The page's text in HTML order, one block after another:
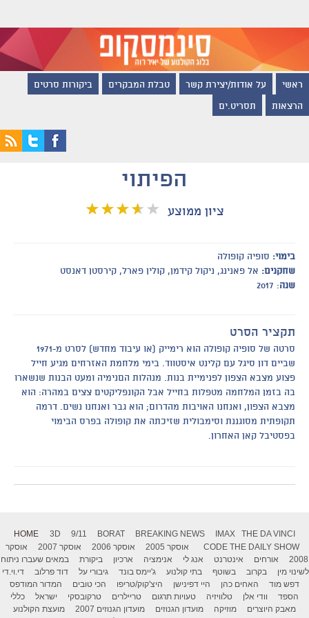
ראשי על אודות/יצירת קשר טבלת המבקרים ביקורות סרטים
הרצאות תסריט.ים
הפיתוי
ציון ממוצע
בימוי: סופיה קופולה
שחקנים: אל פאנינג, ניקול קידמן, קולין פארל, קירסטן דאנסט
שנה: 2017
תקציר הסרט
סרטה של סופיה קופולה הוא רימייק (או עיבוד מחדש) לסרט מ-1971
שביים דון סיגל עם קלינט איסטווד. בימי מלחמת האזרחים מגיע חייל
פצוע מצבא הצפון לפנימיית בנות. מנהלות הםנימיה ומעט הבנות שנשארו
בה בזמן המלחמה מטפלות בחייל אבל הקונפליקטים צצים במהרה: הוא
מצבא הצפון, ואנחנו האויבות מהדרום; הוא גבר ואנחנו נשים. דרמה
תקופתית מסוגננת וסימבולית שזיכתה את קופולה בפרס הבימוי
בפסטיבל קאן האחרון.
HOME 3D 9/11 BORAT BREAKING NEWS IMAX
THE DA VINCI
CODE THE DAILY SHOW אוסקר 2005 אוסקר 2006 אוסקר 2007
אוסקר
2008
אורחים אינטרנט אנג לי אנימציה ארכיון ביקורת
במאים שעברו ניתוח
לשינוי מין
בקרוב בשוטף בתי קולנוע ג'יימס בונד גיבורי על דוד פרלוב
די.וי.די
דפש מוד
האחים כהן היי דפינישן היצ'קוק/טריפו הכי טובים
המדור המודפס
הספד
וודי אלן טלוויזיה טעויות תרגום טריילרים טרקובסקי ישראל
כללי
מאבק היוצרים
מוזיקה מועדון הגנוזים מועדון הגנוזים 2007
מועצת הקולנוע